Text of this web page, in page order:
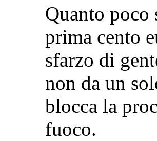
Quanto poco
prima cento
sfarzo di
non da un
blocca la
fuoco.